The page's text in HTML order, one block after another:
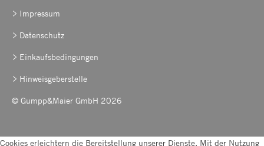
Impressum
Datenschutz
Einkaufsbedingungen
Hinweisgeberstelle
© Gumpp&Maier GmbH 2026
Cookies erleichtern die Bereitstellung unserer Dienste. Mit der Nutzung